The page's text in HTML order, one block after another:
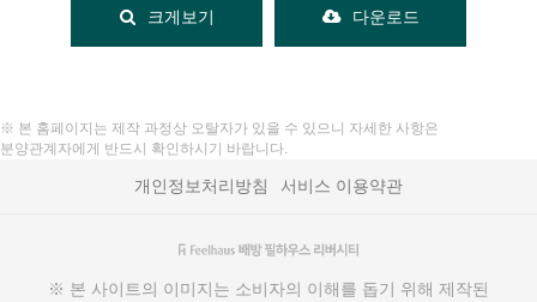
크게보기 다운로드
※ 본 홈페이지는 제작 과정상 오탈자가 있을 수 있으니 자세한 사항은
분양관계자에게 반드시 확인하시기 바랍니다.
개인정보처리방침 서비스 이용약관
※ 본 사이트의 이미지는 소비자의 이해를 돕기 위해 제작된